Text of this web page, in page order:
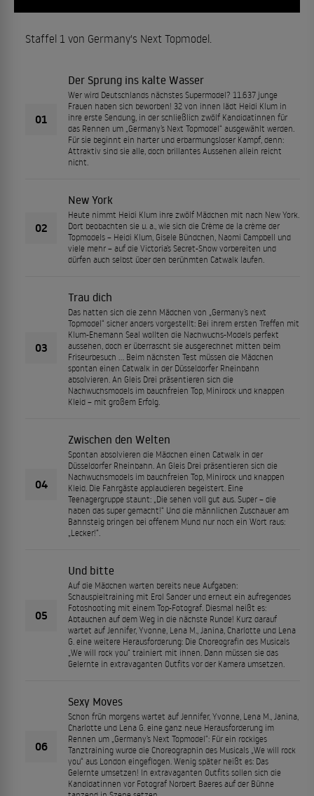
Staffel 1 von Germany's Next Topmodel.
01
Der Sprung ins kalte Wasser
Wer wird Deutschlands nächstes Supermodel? 11.637 junge
Frauen haben sich beworben! 32 von ihnen lädt Heidi Klum in
ihre erste Sendung, in der schließlich zwölf Kandidatinnen für
das Rennen um „Germany’s Next Topmodel“ ausgewählt werden.
Für sie beginnt ein harter und erbarmungsloser Kampf, denn:
Attraktiv sind sie alle, doch brillantes Aussehen allein reicht
nicht.
02
New York
Heute nimmt Heidi Klum ihre zwölf Mädchen mit nach New York.
Dort beobachten sie u. a., wie sich die Crème de la crème der
Topmodels – Heidi Klum, Gisele Bündchen, Naomi Campbell und
viele mehr – auf die Victoria’s Secret-Show vorbereiten und
dürfen auch selbst über den berühmten Catwalk laufen.
03
Trau dich
Das hatten sich die zehn Mädchen von „Germany’s next
Topmodel“ sicher anders vorgestellt: Bei ihrem ersten Treffen mit
Klum-Ehemann Seal wollten die Nachwuchs-Models perfekt
aussehen, doch er überrascht sie ausgerechnet mitten beim
Friseurbesuch … Beim nächsten Test müssen die Mädchen
spontan einen Catwalk in der Düsseldorfer Rheinbahn
absolvieren. An Gleis Drei präsentieren sich die
Nachwuchsmodels im bauchfreien Top, Minirock und knappen
Kleid – mit großem Erfolg.
04
Zwischen den Welten
Spontan absolvieren die Mädchen einen Catwalk in der
Düsseldorfer Rheinbahn. An Gleis Drei präsentieren sich die
Nachwuchsmodels im bauchfreien Top, Minirock und knappen
Kleid. Die Fahrgäste applaudieren begeistert. Eine
Teenagergruppe staunt: „Die sehen voll gut aus. Super – die
haben das super gemacht!“ Und die männlichen Zuschauer am
Bahnsteig bringen bei offenem Mund nur noch ein Wort raus:
„Lecker!“.
05
Und bitte
Auf die Mädchen warten bereits neue Aufgaben:
Schauspieltraining mit Erol Sander und erneut ein aufregendes
Fotoshooting mit einem Top-Fotograf. Diesmal heißt es:
Abtauchen auf dem Weg in die nächste Runde! Kurz darauf
wartet auf Jennifer, Yvonne, Lena M., Janina, Charlotte und Lena
G. eine weitere Herausforderung: Die Choreografin des Musicals
„We will rock you“ trainiert mit ihnen. Dann müssen sie das
Gelernte in extravaganten Outfits vor der Kamera umsetzen.
06
Sexy Moves
Schon früh morgens wartet auf Jennifer, Yvonne, Lena M., Janina,
Charlotte und Lena G. eine ganz neue Herausforderung im
Rennen um „Germany’s Next Topmodel“: Für ein rockiges
Tanztraining wurde die Choreographin des Musicals „We will rock
you“ aus London eingeflogen. Wenig später heißt es: Das
Gelernte umsetzen! In extravaganten Outfits sollen sich die
Kandidatinnen vor Fotograf Norbert Baeres auf der Bühne